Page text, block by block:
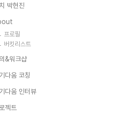
박현진
프로필
버킷리스트
&워크샵
다움 코칭
다움 인터뷰
젝트